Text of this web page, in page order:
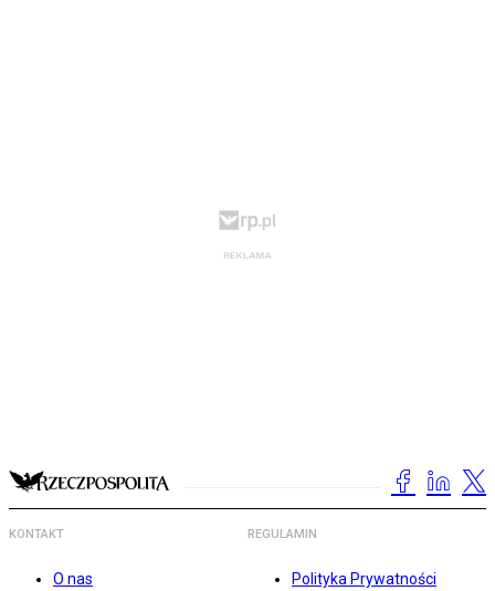
KONTAKT
O nas
REGULAMIN
Polityka Prywatności